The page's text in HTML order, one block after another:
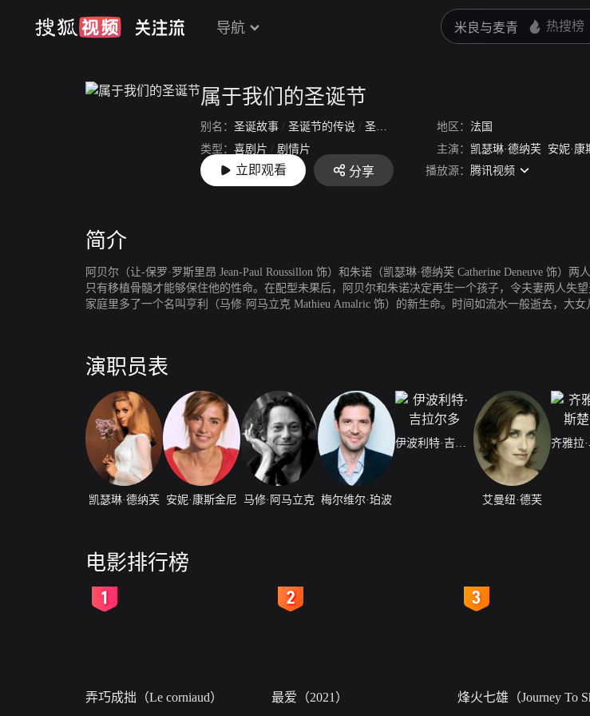
导航
属于我们的圣诞节
别名： 圣诞故事 / 圣诞节的传说 / 圣诞物语 圣诞童话 /A Christmas Tale
地区： 法国
类型： 喜剧片 / 剧情片 主演： 凯瑟琳·德纳芙 安妮·康
上映： 2008-05-21
立即观看 分享 播放源： 腾讯视频
简介
阿贝尔（让-保罗·罗斯里昂 Jean-Paul Roussillon 饰）和朱诺（凯瑟琳·德纳芙 Catherine Deneuve 饰）
只有移植骨髓才能够保住他的性命。在配型未果后，阿贝尔和朱诺决定再生一个孩子，令夫妻两人失
家庭里多了一个名叫亨利（马修·阿马立克 Mathieu Amalric 饰）的新生命。时间如流水一般逝去，大
演职员表
凯瑟琳·德纳芙 安妮·康斯金尼 马修·阿马立克 梅尔维尔·珀波
伊波利特·吉拉尔多
艾曼纽·德芙
电影排行榜
弄巧成拙（Le corniaud） 最爱（2021） 烽火七雄（Journey To